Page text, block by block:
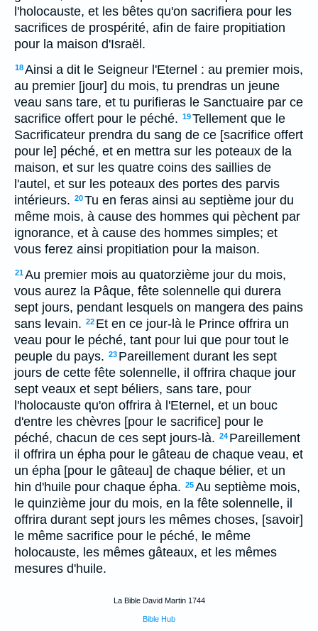
l'holocauste, et les bêtes qu'on sacrifiera pour les
sacrifices de prospérité, afin de faire propitiation
pour la maison d'Israël.
18Ainsi a dit le Seigneur l'Eternel : au premier mois,
au premier [jour] du mois, tu prendras un jeune
veau sans tare, et tu purifieras le Sanctuaire par ce
sacrifice offert pour le péché. 19Tellement que le
Sacrificateur prendra du sang de ce [sacrifice offert
pour le] péché, et en mettra sur les poteaux de la
maison, et sur les quatre coins des saillies de
l'autel, et sur les poteaux des portes des parvis
intérieurs. 20Tu en feras ainsi au septième jour du
même mois, à cause des hommes qui pèchent par
ignorance, et à cause des hommes simples; et
vous ferez ainsi propitiation pour la maison.
21Au premier mois au quatorzième jour du mois,
vous aurez la Pâque, fête solennelle qui durera
sept jours, pendant lesquels on mangera des pains
sans levain. 22 Et en ce jour-là le Prince offrira un
veau pour le péché, tant pour lui que pour tout le
peuple du pays. 23 Pareillement durant les sept
jours de cette fête solennelle, il offrira chaque jour
sept veaux et sept béliers, sans tare, pour
l'holocauste qu'on offrira à l'Eternel, et un bouc
d'entre les chèvres [pour le sacrifice] pour le
péché, chacun de ces sept jours-là. 24 Pareillement
il offrira un épha pour le gâteau de chaque veau, et
un épha [pour le gâteau] de chaque bélier, et un
hin d'huile pour chaque épha. 25Au septième mois,
le quinzième jour du mois, en la fête solennelle, il
offrira durant sept jours les mêmes choses, [savoir]
le même sacrifice pour le péché, le même
holocauste, les mêmes gâteaux, et les mêmes
mesures d'huile.
La Bible David Martin 1744
Bible Hub